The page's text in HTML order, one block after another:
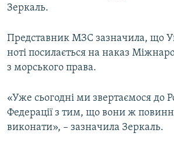
Зеркаль.
Представник МЗС зазначила, що
ноті посилається на наказ
з морського права.
«Уже сьогодні ми звертаємося до
Федерації з тим, що вони ж
виконати», – зазначила Зеркаль.